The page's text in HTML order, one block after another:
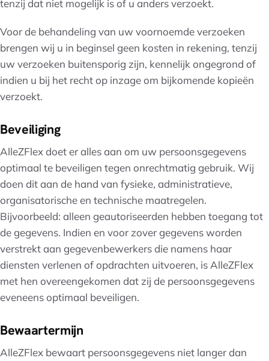
tenzij dat niet mogelijk is of u anders verzoekt.
Voor de behandeling van uw voornoemde verzoeken
brengen wij u in beginsel geen kosten in rekening, tenzij
uw verzoeken buitensporig zijn, kennelijk ongegrond of
indien u bij het recht op inzage om bijkomende kopieën
verzoekt.
Beveiliging
AlleZFlex doet er alles aan om uw persoonsgegevens
optimaal te beveiligen tegen onrechtmatig gebruik. Wij
doen dit aan de hand van fysieke, administratieve,
organisatorische en technische maatregelen.
Bijvoorbeeld: alleen geautoriseerden hebben toegang tot
de gegevens. Indien en voor zover gegevens worden
verstrekt aan gegevenbewerkers die namens haar
diensten verlenen of opdrachten uitvoeren, is AlleZFlex
met hen overeengekomen dat zij de persoonsgegevens
eveneens optimaal beveiligen.
Bewaartermijn
AlleZFlex bewaart persoonsgegevens niet langer dan